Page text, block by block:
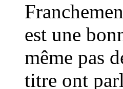
est une
même pas
titre ont